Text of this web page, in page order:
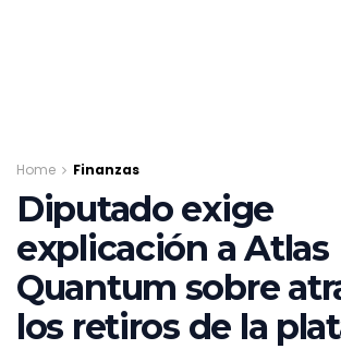
Home Finanzas
Diputado exige
explicación a Atlas
Quantum sobre
los retiros de la